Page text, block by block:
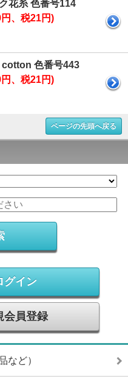
花糸 色番号114
、税21円)
色番号443
、税21円)
ページの先頭へ戻る
グイン
会員登録
など）